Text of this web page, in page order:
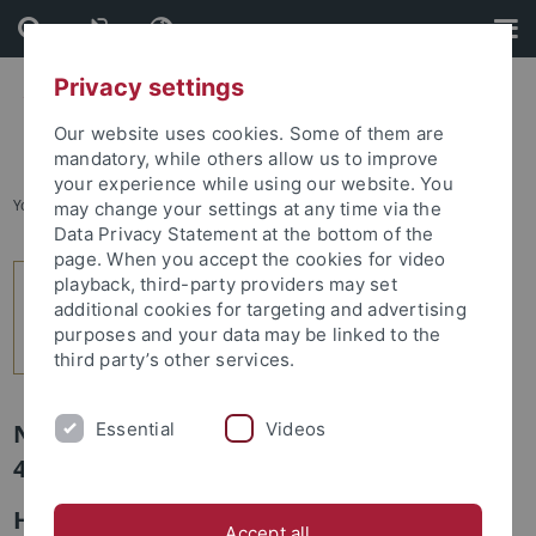
Skip
to
content
Skip
to
footer
You are here: Startseite ... 7
Newsletter Uni Tübingen aktuell Nr.
4/2014: Forschung
Humboldt-Professorin für die Universität
Privacy settings
Our website uses cookies. Some of them are
mandatory, while others allow us to improve
your experience while using our website. You
may change your settings at any time via the
Data Privacy Statement at the bottom of the
page. When you accept the cookies for video
playback, third-party providers may set
additional cookies for targeting and advertising
purposes and your data may be linked to the
third party’s other services.
Essential Videos